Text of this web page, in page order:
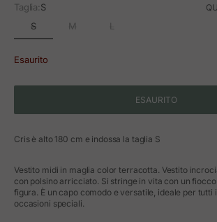
Taglia:S
S M L
Esaurito
ESAURITO
Cris è alto 180 cm e indossa la taglia S
Vestito midi in maglia color terracotta. Vestito
con polsino arricciato. Si stringe in vita con un
figura. È un capo comodo e versatile, ideale per tutti
occasioni speciali.